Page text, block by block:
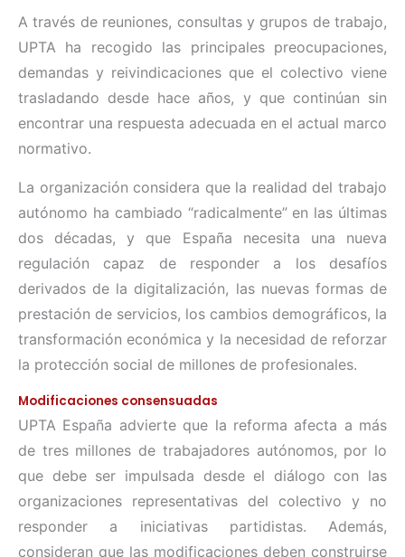
A través de reuniones, consultas y grupos de trabajo,
UPTA ha recogido las principales preocupaciones,
demandas y reivindicaciones que el colectivo viene
trasladando desde hace años, y que continúan sin
encontrar una respuesta adecuada en el actual marco
normativo.
La organización considera que la realidad del trabajo
autónomo ha cambiado “radicalmente” en las últimas
dos décadas, y que España necesita una nueva
regulación capaz de responder a los desafíos
derivados de la digitalización, las nuevas formas de
prestación de servicios, los cambios demográficos, la
transformación económica y la necesidad de reforzar
la protección social de millones de profesionales.
Modificaciones consensuadas
UPTA España advierte que la reforma afecta a más
de tres millones de trabajadores autónomos, por lo
que debe ser impulsada desde el diálogo con las
organizaciones representativas del colectivo y no
responder a iniciativas partidistas. Además,
consideran que las modificaciones deben construirse